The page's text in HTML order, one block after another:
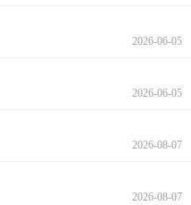
2026-06-05
2026-06-05
2026-08-07
2026-08-07